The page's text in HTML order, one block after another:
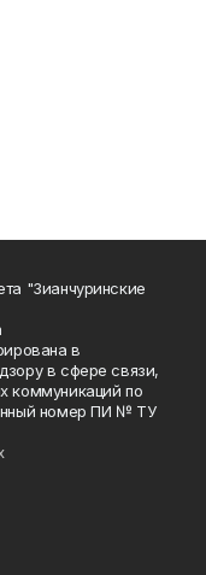
"Зианчуринские
в
в сфере связи,
коммуникаций по
номер ПИ № ТУ